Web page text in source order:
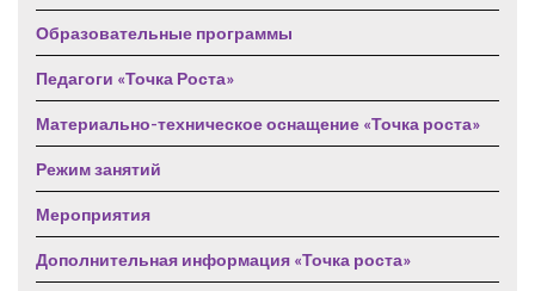
Образовательные программы
Педагоги «Точка Роста»
Материально-техническое оснащение «Точка роста»
Режим занятий
Мероприятия
Дополнительная информация «Точка роста»